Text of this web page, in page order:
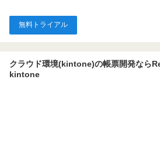
無料トライアル
クラウド環境(kintone)の帳票開発なら
kintone